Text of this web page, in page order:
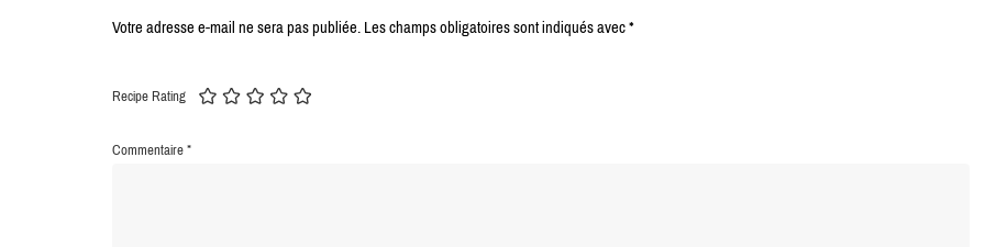
Votre adresse e-mail ne sera pas publiée.Les champs obligatoires sont indiqués avec*
Recipe Rating
Commentaire*